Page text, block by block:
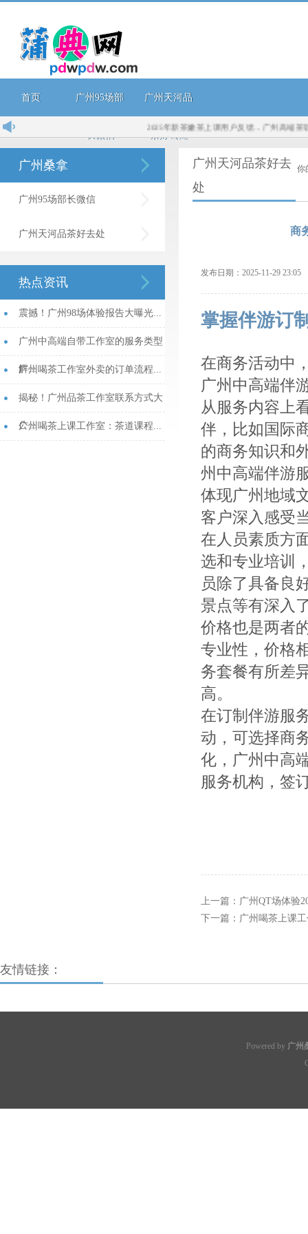
首页 广州95场部
长微信
广州天河品
茶好去处
2025年新茶嫩茶上课用户反馈... 广州高端茶软
广州桑拿
广州95场部长微信
广州天河品茶好去处
热点资讯
震撼！广州98场体验报告大曝光...
广州中高端自带工作室的服务类型
解...
广州喝茶工作室外卖的订单流程...
揭秘！广州品茶工作室联系方式大
公...
‌广州喝茶上课工作室‌：茶道课程...
广州天河品茶好去
处
你
商
发布日期：2025-11-29
掌握伴游订
在商务活动中
广州中高端伴
从服务内容上
伴，比如国际
的商务知识和
州中高端伴游
体现广州地域
客户深入感受
在人员素质方
选和专业培训
员除了具备良
景点等有深入
价格也是两者
专业性，价格
务套餐有所差
高。
在订制伴游服
动，可选择商
化，广州中高
服务机构，签
上一篇： 广州QT场体验
下一篇： 广州喝茶上课
友情链接：
Powered by 广州